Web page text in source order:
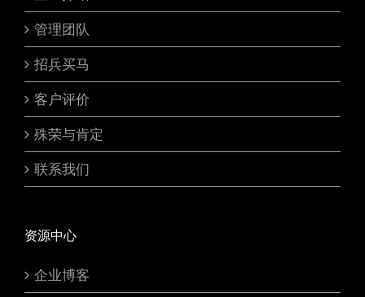
管理团队
招兵买马
客户评价
殊荣与肯定
联系我们
资源中心
企业博客